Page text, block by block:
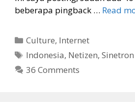
beberapa pingback … Read
Categories
Culture, Internet
Tags
Indonesia, Netizen,Sinetron
36 Comments